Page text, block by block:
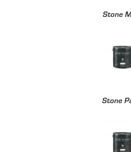
Stone
Stone